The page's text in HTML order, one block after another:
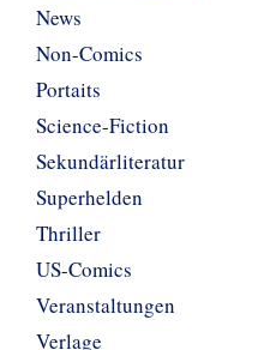
News
Non-Comics
Portaits
Science-Fiction
Sekundärliteratur
Superhelden
Thriller
US-Comics
Veranstaltungen
Verlage